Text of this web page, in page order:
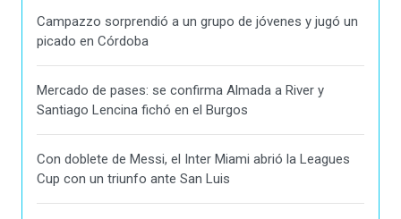
Campazzo sorprendió a un grupo de jóvenes y jugó un
picado en Córdoba
Mercado de pases: se confirma Almada a River y
Santiago Lencina fichó en el Burgos
Con doblete de Messi, el Inter Miami abrió la Leagues
Cup con un triunfo ante San Luis